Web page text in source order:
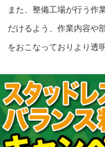
また、整備工場が行う作
だけるよう、作業内容や
をおこなっておりより透